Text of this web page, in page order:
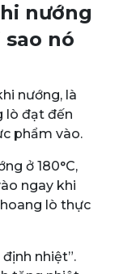
nướng
nó
nướng, là
lò đạt đến
phẩm vào.
ở 180°C,
ngay khi
lò thực
nhiệt”.